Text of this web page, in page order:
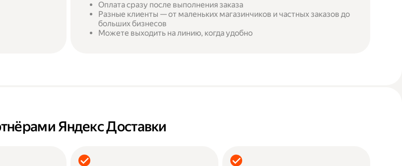
Оплата сразу после выполнения заказа
Разные клиенты — от маленьких магазинчиков и частных заказов до
больших бизнесов
Можете выходить на линию, когда удобно
Яндекс Доставки